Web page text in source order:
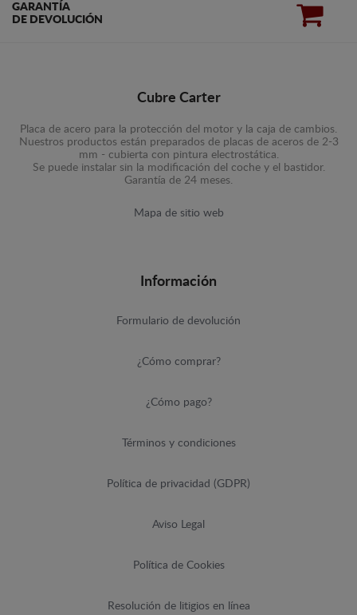
GARANTÍA
DE DEVOLUCIÓN
Cubre Carter
Placa de acero para la protección del motor y la caja de cambios.
Nuestros productos están preparados de placas de aceros de 2-3
mm - cubierta con pintura electrostática.
Se puede instalar sin la modificación del coche y el bastidor.
Garantía de 24 meses.
Mapa de sitio web
Información
Formulario de devolución
¿Cómo comprar?
¿Cómo pago?
Términos y condiciones
Política de privacidad (GDPR)
Aviso Legal
Política de Cookies
Resolución de litigios en línea